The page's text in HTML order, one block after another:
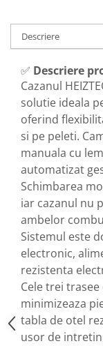
Descriere
✅ Descriere
Cazanul
solutie ideala
oferind
si pe peleti.
manuala cu
automatizat
Schimbarea
iar cazanul nu
ambelor
Sistemul este
electronic,
rezistenta
Cele trei
minimizeaza
tabla de otel
usor de